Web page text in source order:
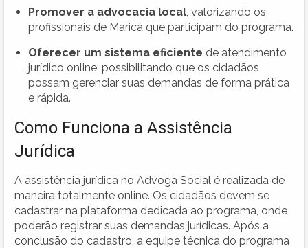
Promover a advocacia local , valorizando os
profissionais de Maricá que participam do programa.
Oferecer um sistema eficiente de atendimento
jurídico online, possibilitando que os cidadãos
possam gerenciar suas demandas de forma prática
e rápida.
Como Funciona a Assistência
Jurídica
A assistência jurídica no Advoga Social é realizada de
maneira totalmente online. Os cidadãos devem se
cadastrar na plataforma dedicada ao programa, onde
poderão registrar suas demandas jurídicas. Após a
conclusão do cadastro, a equipe técnica do programa